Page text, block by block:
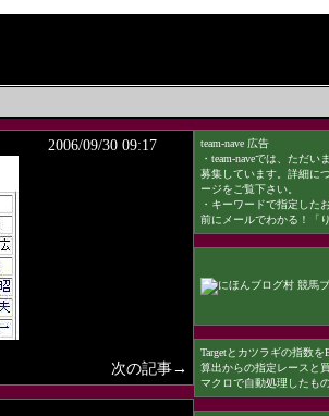
2006/09/30 09:17
次の記事→
team-nave 広告
・team-naveでは、ただ
募集しています。詳細に
ージをご覧下さい。
・ キーワードで指定した
前にメールでわかる！「
Targetとカツラギの指数
算出からの指定レースと
マクロで自動処理したも